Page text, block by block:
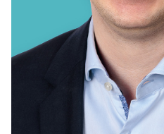
UND
AUSSCHUSS
AUSSCHUSS FÜR
AUSSCHUSS FÜR